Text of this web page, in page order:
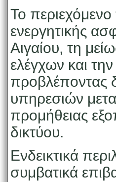
Το
ενεργητικής
Αιγαίου, τη
ελέγχων και
προβλέποντας
υπηρεσιών
προμήθειας
δικτύου.
Ενδεικτικά
συμβατικά